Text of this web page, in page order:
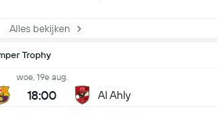
Alles bekijken
Trophy
woe, 19e aug.
18:00 Al Ahly